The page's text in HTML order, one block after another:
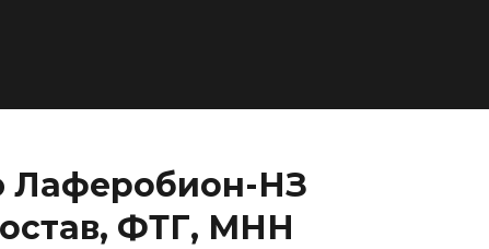
Лаферобион-НЗ
ФТГ, МНН